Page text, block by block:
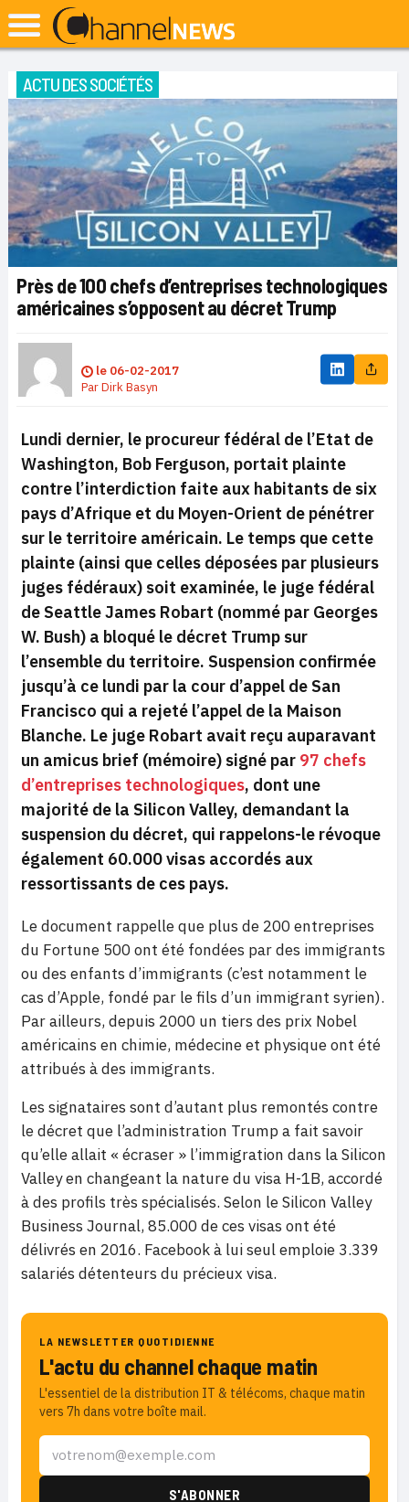
ACTU DES SOCIÉTÉS
Près de 100 chefs d’entreprises technologiques
américaines s’opposent au décret Trump
le 06-02-2017
ParDirk Basyn
Lundi dernier, le procureur fédéral de l’Etat de
Washington, Bob Ferguson, portait plainte
contre l’interdiction faite aux habitants de six
pays d’Afrique et du Moyen-Orient de pénétrer
sur le territoire américain. Le temps que cette
plainte (ainsi que celles déposées par plusieurs
juges fédéraux) soit examinée, le juge fédéral
de Seattle James Robart (nommé par Georges
W. Bush) a bloqué le décret Trump sur
l’ensemble du territoire. Suspension confirmée
jusqu’à ce lundi par la cour d’appel de San
Francisco qui a rejeté l’appel de la Maison
Blanche. Le juge Robart avait reçu auparavant
un amicus brief (mémoire) signé par 97 chefs
d’entreprises technologiques, dont une
majorité de la Silicon Valley, demandant la
suspension du décret, qui rappelons-le révoque
également 60.000 visas accordés aux
ressortissants de ces pays.
Le document rappelle que plus de 200 entreprises
du Fortune 500 ont été fondées par des immigrants
ou des enfants d’immigrants (c’est notamment le
cas d’Apple, fondé par le fils d’un immigrant syrien).
Par ailleurs, depuis 2000 un tiers des prix Nobel
américains en chimie, médecine et physique ont été
attribués à des immigrants.
Les signataires sont d’autant plus remontés contre
le décret que l’administration Trump a fait savoir
qu’elle allait « écraser » l’immigration dans la Silicon
Valley en changeant la nature du visa H-1B, accordé
à des profils très spécialisés. Selon le Silicon Valley
Business Journal, 85.000 de ces visas ont été
délivrés en 2016. Facebook à lui seul emploie 3.339
salariés détenteurs du précieux visa.
LA NEWSLETTER QUOTIDIENNE
L'actu du channel chaque matin
L'essentiel de la distribution IT & télécoms, chaque matin
vers 7h dans votre boîte mail.